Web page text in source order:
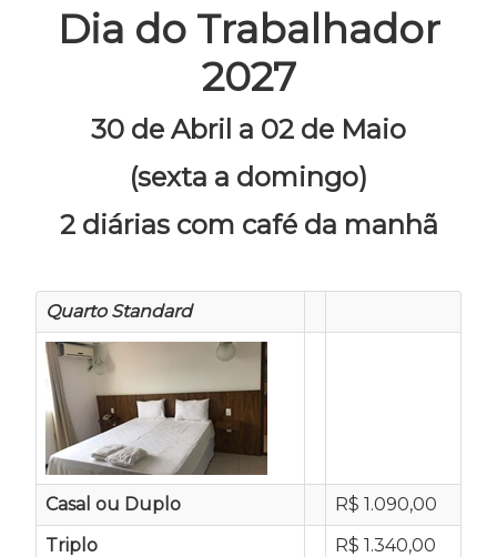
Dia do Trabalhador
2027
30 de Abril a 02 de Maio
(sexta a domingo)
2 diárias com café da manhã
Quarto Standard
Casal ou Duplo
R$ 1.090,00
Triplo
R$ 1.340,00